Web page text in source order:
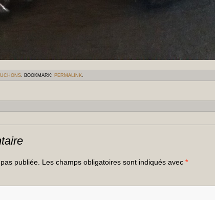
. BOOKMARK: PERMALINK.
publiée. Les champs obligatoires sont indiqués avec *